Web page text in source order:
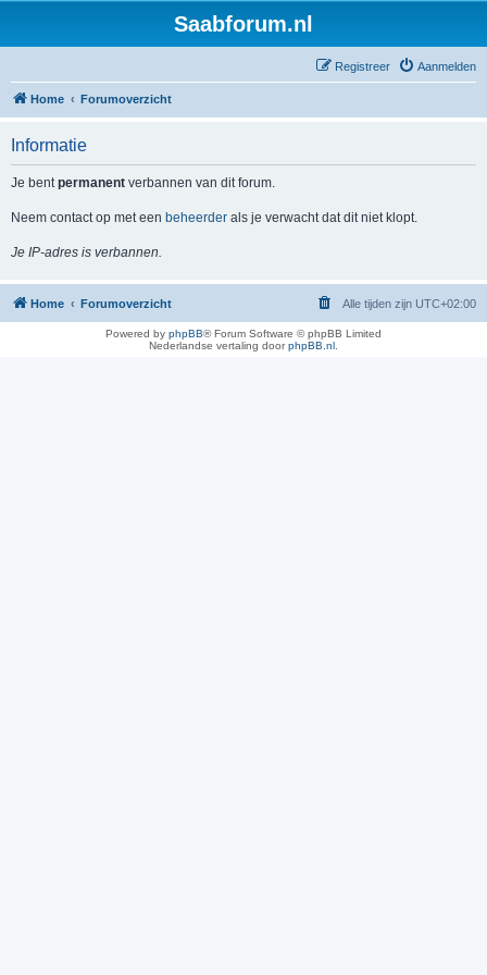
Saabforum.nl
Aanmelden
Registreer
Home Forumoverzicht
Informatie
Je bentpermanent verbannen van dit forum.
Neem contact op met een beheerder als je verwacht dat dit niet klopt.
Je IP-adres is verbannen.
Home Forumoverzicht Alle tijden zijn UTC+02:00
Powered by phpBB® Forum Software © phpBB Limited
Nederlandse vertaling doorphpBB.nl